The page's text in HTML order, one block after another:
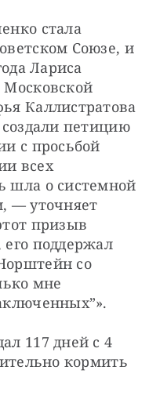
стала
Союзе, и
Лариса
Московской
Каллистратова
петицию
с просьбой
всех
шла о системной
— уточняет
призыв
поддержал
со
мне
117 дней с 4
кормить